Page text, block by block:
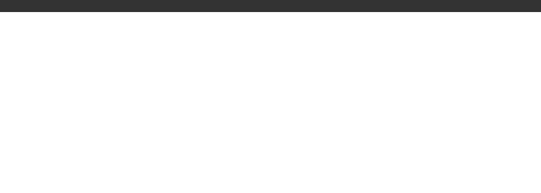
démarche proactive permet d’éviter les sanctions et